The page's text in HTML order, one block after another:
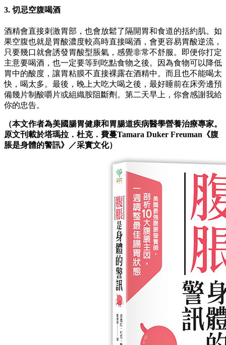
3. 切忌空腹喝酒
酒精會直接刺激胃部，也會放鬆了隔開胃和食道的括約肌。如
果空腹也就是胃酸濃度較高時直接喝酒，會更容易胃酸逆流，
只要幾口就會誘發胃酸型脹氣，感覺非常不舒服。即便你打定
主意要喝酒，也一定要等到吃點食物之後。因為食物可以降低
胃中的酸度，讓胃粘膜不直接裸露在酒精中。而且也不能喝太
快，喝太多。最後，晚上大吃大喝之後，最好睡前在床旁邊預
備幾片制酸嚼片或組織胺阻斷劑。第二天早上，你會感謝我給
你的忠告。
（本文作者為美國腸胃健康和胃腸道疾病醫學營養治療專家。
原文刊載於塔瑪拉．杜克．費蔓Tamara Duker Freuman《腹
脹是身體的警訊》／采實文化）